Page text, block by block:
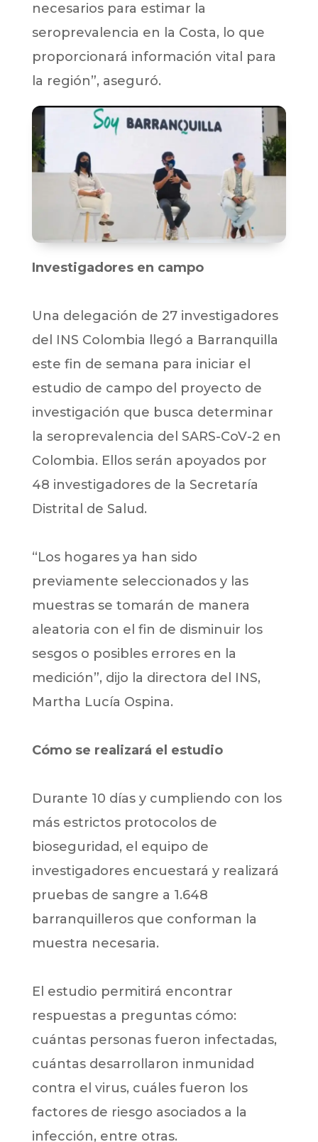
necesarios para estimar la
seroprevalencia en la Costa, lo que
proporcionará información vital para
la región”, aseguró.
Investigadores en campo
Una delegación de 27 investigadores
del INS Colombia llegó a Barranquilla
este fin de semana para iniciar el
estudio de campo del proyecto de
investigación que busca determinar
la seroprevalencia del SARS-CoV-2 en
Colombia. Ellos serán apoyados por
48 investigadores de la Secretaría
Distrital de Salud.
“Los hogares ya han sido
previamente seleccionados y las
muestras se tomarán de manera
aleatoria con el fin de disminuir los
sesgos o posibles errores en la
medición”, dijo la directora del INS,
Martha Lucía Ospina.
Cómo se realizará el estudio
Durante 10 días y cumpliendo con los
más estrictos protocolos de
bioseguridad, el equipo de
investigadores encuestará y realizará
pruebas de sangre a 1.648
barranquilleros que conforman la
muestra necesaria.
El estudio permitirá encontrar
respuestas a preguntas cómo:
cuántas personas fueron infectadas,
cuántas desarrollaron inmunidad
contra el virus, cuáles fueron los
factores de riesgo asociados a la
infección, entre otras.